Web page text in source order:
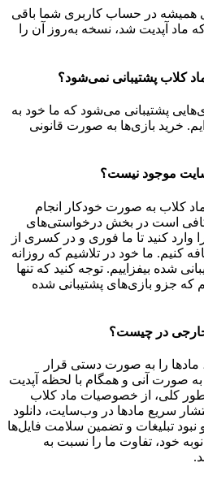
همیشه در حساب کاربری شما باقی
ماد آپدیت شد، نسخه به‌روز آن را
کلاب پشتیبانی نمی‌شود؟
پشتیبانی می‌شود که ما خود به
خرید بازی‌ها به صورت قانونی
موجود نیست؟
کلاب به صورت خودکار انجام
است در بخش درخواستی‌های
وارد کنید تا ما فوری و در کسری از
کنیم. ما خود در تلاشیم که روزانه
شده بیفزاییم. توجه کنید که تنها
که جزو بازی‌های پشتیبانی شده
خارجی در چیست؟
را به صورت دستی قرار
صورت آنی و همگام با لحظه آپدیت
کلی، از خصوصیات ماد کلاب
سریع مادها در وب‌سایت، دانلود
نبود تبلیغات و تضمین سلامت فایل‌ها
خود، تفاوت ما را نسبت به